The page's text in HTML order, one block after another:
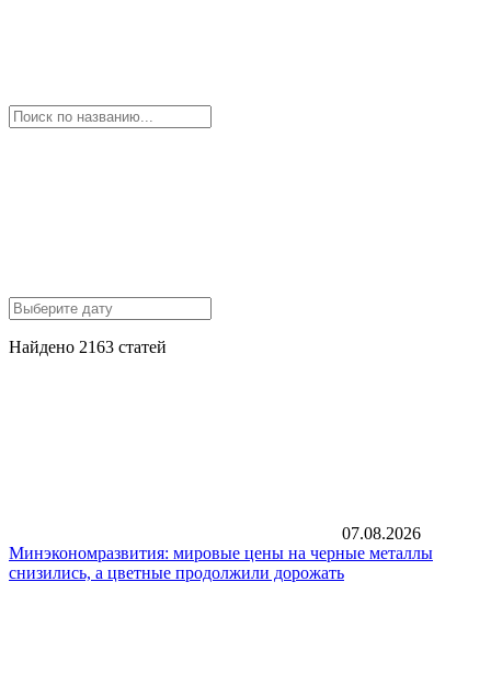
Найдено 2163 статей
07.08.2026
Минэкономразвития: мировые цены на черные металлы
снизились, а цветные продолжили дорожать